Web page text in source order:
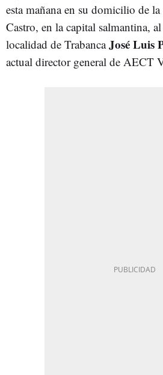
esta mañana en su domicilio de
Castro, en la capital salmantina,
localidad de TrabancaJosé Luis
actual director general de AECT